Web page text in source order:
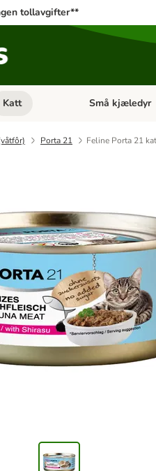
tollavgifter**
kategorimeny: Hund
Katt Åpne
Små kjæledyr
Porta 21 Feline Porta 21